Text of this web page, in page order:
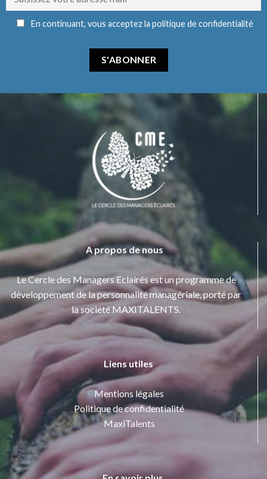
En continuant, vous acceptez la politique de confidentialité
A propos de nous
Le Cercle des Managers Eclairés est un programme de
développement de la personnalité managériale, porté par
la société MAXITALENTS.
Liens utiles
Mentions légales
Politique de confidentialité
MaxiTalents